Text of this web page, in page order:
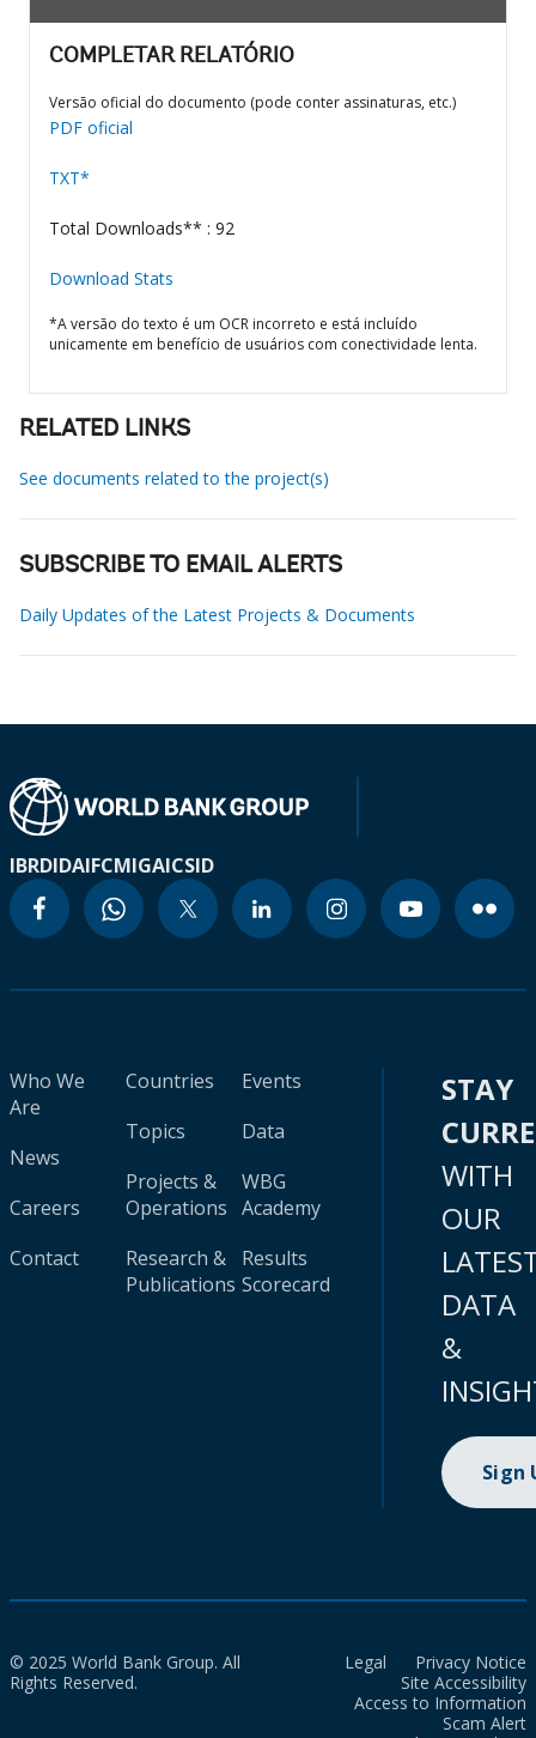
COMPLETAR RELATÓRIO
Versão oficial do documento (pode conter assinaturas, etc.)
PDF oficial
TXT*
Total Downloads** : 92
Download Stats
*A versão do texto é um OCR incorreto e está incluído
unicamente em benefício de usuários com conectividade lenta.
RELATED LINKS
See documents related to the project(s)
SUBSCRIBE TO EMAIL ALERTS
Daily Updates of the Latest Projects & Documents
IBRDIDAIFCMIGAICSID
Who We
Are
News
Careers
Contact
Countries
Topics
Projects &
Operations
Research &
Publications
Events
Data
WBG
Academy
Results
Scorecard
STAY
WITH
OUR
DATA
&
Sign
© 2025 World Bank Group. All
Rights Reserved.
Legal
Privacy Notice
Site Accessibility
Access to Information
Scam Alert